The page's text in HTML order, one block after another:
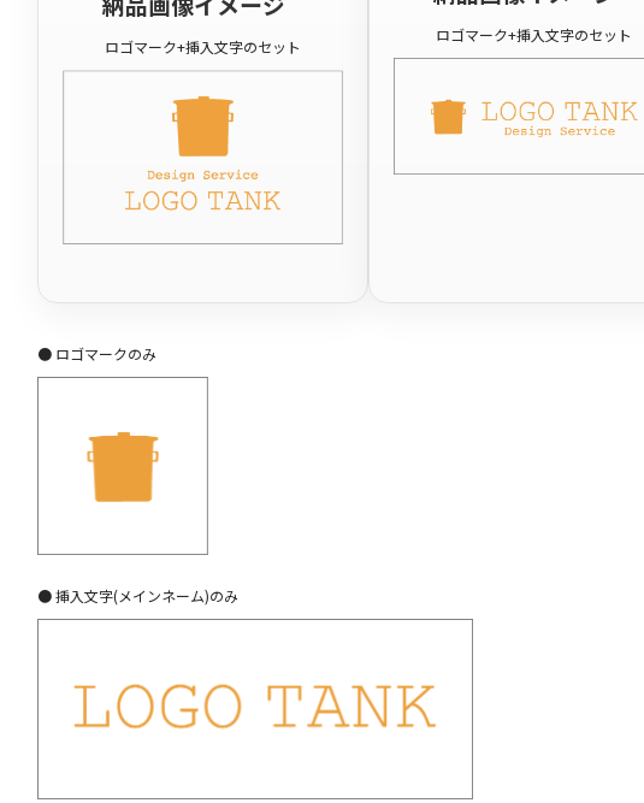
ロゴマーク+挿入文字のセット
ロゴマーク+挿入文字のセット
● ロゴマークのみ
● 挿入文字(メインネーム)のみ